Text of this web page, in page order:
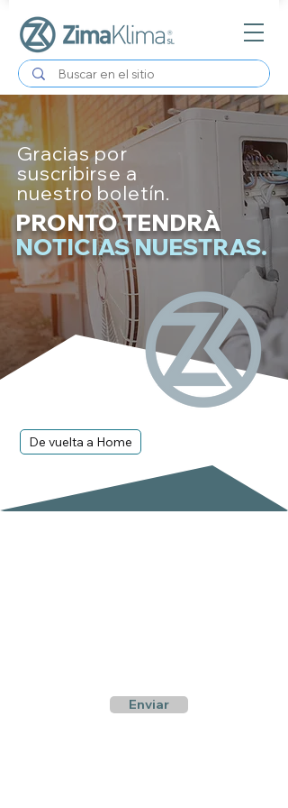
Gracias por
suscribirse a
nuestro boletín.
PRONTO TENDRÀ
NOTICIAS NUESTRAS.
De vuelta a Home
Enviar